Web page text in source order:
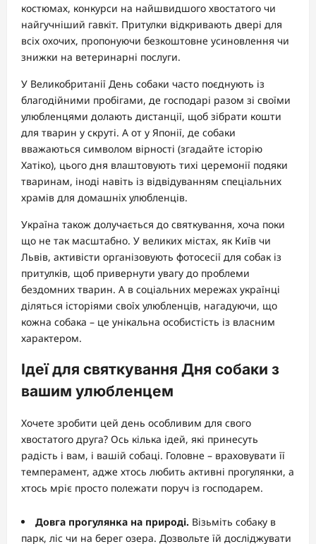
костюмах, конкурси на найшвидшого хвостатого чи
найгучніший гавкіт. Притулки відкривають двері для
всіх охочих, пропонуючи безкоштовне усиновлення чи
знижки на ветеринарні послуги.
У Великобританії День собаки часто поєднують із
благодійними пробігами, де господарі разом зі своїми
улюбленцями долають дистанції, щоб зібрати кошти
для тварин у скруті. А от у Японії, де собаки
вважаються символом вірності (згадайте історію
Хатіко), цього дня влаштовують тихі церемонії подяки
тваринам, іноді навіть із відвідуванням спеціальних
храмів для домашніх улюбленців.
Україна також долучається до святкування, хоча поки
що не так масштабно. У великих містах, як Київ чи
Львів, активісти організовують фотосесії для собак із
притулків, щоб привернути увагу до проблеми
бездомних тварин. А в соціальних мережах українці
діляться історіями своїх улюбленців, нагадуючи, що
кожна собака – це унікальна особистість із власним
характером.
Ідеї для святкування Дня собаки з
вашим улюбленцем
Хочете зробити цей день особливим для свого
хвостатого друга? Ось кілька ідей, які принесуть
радість і вам, і вашій собаці. Головне – враховувати її
темперамент, адже хтось любить активні прогулянки, а
хтось мріє просто полежати поруч із господарем.
Довга прогулянка на природі. Візьміть собаку в
парк, ліс чи на берег озера. Дозвольте їй досліджувати